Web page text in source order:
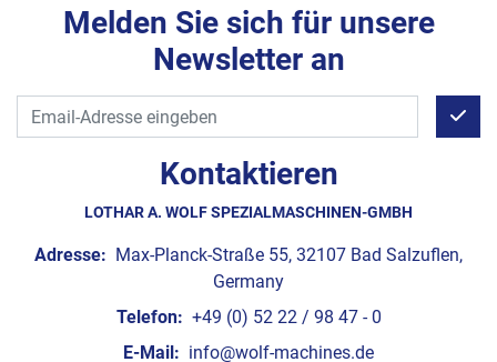
Kontaktieren
LOTHAR A. WOLF SPEZIALMASCHINEN-GMBH
Adresse: Max-Planck-Straße 55, 32107 Bad Salzuflen,
Germany
Telefon: +49 (0) 52 22 / 98 47 - 0
E-Mail: info@wolf-machines.de
Melden Sie sich für unsere
Newsletter an